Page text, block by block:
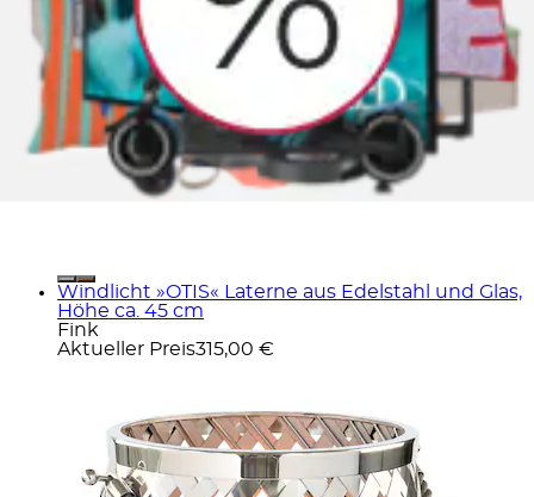
Windlicht »OTIS« Laterne aus Edelstahl und Glas,
Höhe ca. 45 cm
Fink
Aktueller Preis315,00 €